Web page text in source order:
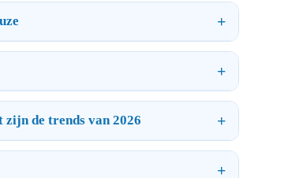
de trends van 2026